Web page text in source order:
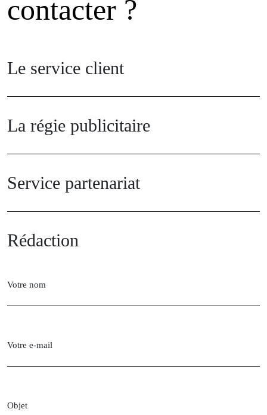
contacter ?
Le service client
La régie publicitaire
Service partenariat
Rédaction
Votre nom
Votre e-mail
Objet